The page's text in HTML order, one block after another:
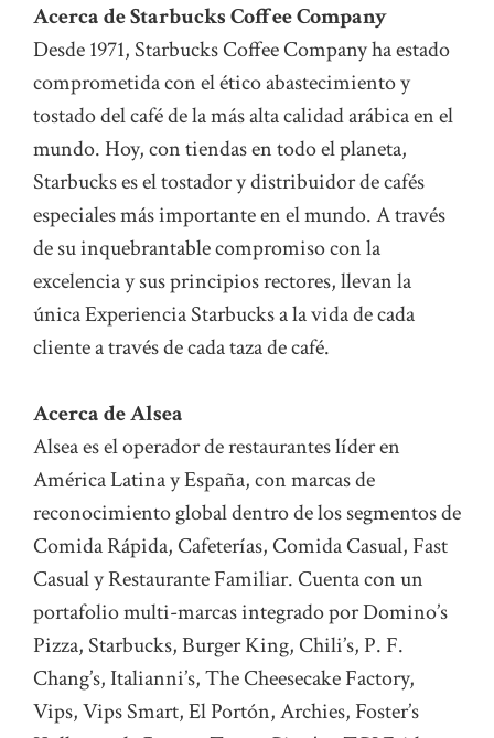
Acerca de Starbucks Coffee Company
Desde 1971, Starbucks Coffee Company ha estado
comprometida con el ético abastecimiento y
tostado del café de la más alta calidad arábica en el
mundo. Hoy, con tiendas en todo el planeta,
Starbucks es el tostador y distribuidor de cafés
especiales más importante en el mundo. A través
de su inquebrantable compromiso con la
excelencia y sus principios rectores, llevan la
única Experiencia Starbucks a la vida de cada
cliente a través de cada taza de café.
Acerca de Alsea
Alsea es el operador de restaurantes líder en
América Latina y España, con marcas de
reconocimiento global dentro de los segmentos de
Comida Rápida, Cafeterías, Comida Casual, Fast
Casual y Restaurante Familiar. Cuenta con un
portafolio multi-marcas integrado por Domino’s
Pizza, Starbucks, Burger King, Chili’s, P. F.
Chang’s, Italianni’s, The Cheesecake Factory,
Vips, Vips Smart, El Portón, Archies, Foster’s